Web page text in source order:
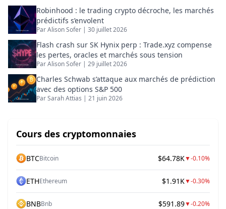
Robinhood : le trading crypto décroche, les marchés
prédictifs s’envolent
ParAlison Sofer | 30 juillet 2026
Flash crash sur SK Hynix perp : Trade.xyz compense
les pertes, oracles et marchés sous tension
ParAlison Sofer | 29 juillet 2026
Charles Schwab s’attaque aux marchés de prédiction
avec des options S&P 500
ParSarah Attias | 21 juin 2026
Cours des cryptomonnaies
BTCBitcoin $64.78K▼-0.10%
ETHEthereum $1.91K▼-0.30%
BNBBnb $591.89▼-0.20%